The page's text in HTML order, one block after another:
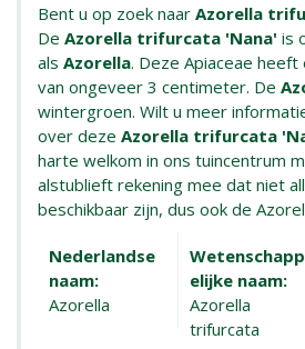
Bent u op zoek naar Azorella
De Azorella trifurcata 'Nana' is
als Azorella. Deze Apiaceae
van ongeveer 3 centimeter. De
wintergroen. Wilt u meer
over deze Azorella trifurcata
harte welkom in ons tuincentrum
alstublieft rekening mee dat niet
beschikbaar zijn, dus ook de
Nederlandse
naam:
Azorella
Wetenschapp
elijke naam:
Azorella
trifurcata